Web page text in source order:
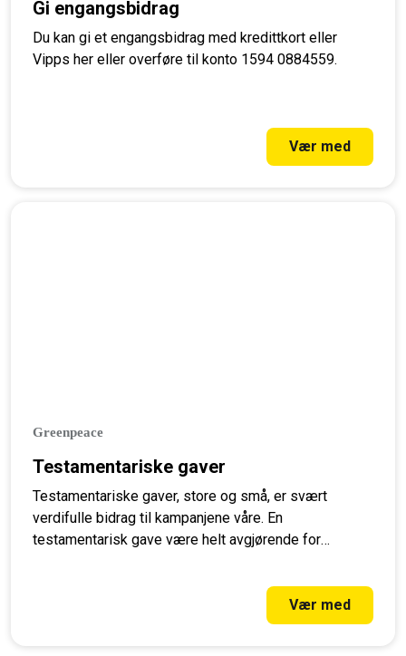
Gi engangsbidrag
Du kan gi et engangsbidrag med kredittkort eller
Vipps her eller overføre til konto 1594 0884559.
Vær med
Greenpeace
Testamentariske gaver
Testamentariske gaver, store og små, er svært
verdifulle bidrag til kampanjene våre. En
testamentarisk gave være helt avgjørende for
Vær med